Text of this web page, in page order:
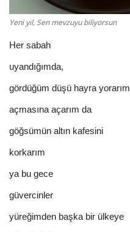
Yeni yıl, Sen mevzuyu biliyorsun
Her sabah
uyandığımda,
gördüğüm düşü hayra yorarım
açmasına açarım da
göğsümün altın kafesini
korkarım
ya bu gece
güvercinler
yüreğimden başka bir ülkeye